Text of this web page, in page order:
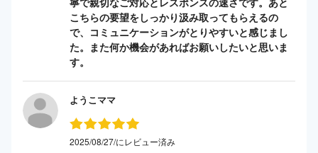
こちらの要望をしっかり汲み取ってもらえるの
で、コミュニケーションがとりやすいと感じまし
た。また何か機会があればお願いしたいと思いま
す。
ようこママ
2025/08/27/にレビュー済み